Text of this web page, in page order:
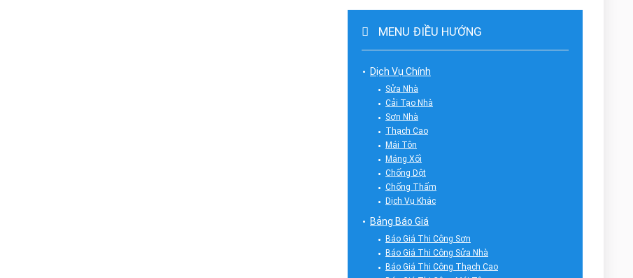
MENU ĐIỀU HƯỚNG
Dịch Vụ Chính
Sửa Nhà
Cải Tạo Nhà
Sơn Nhà
Thạch Cao
Mái Tôn
Máng Xối
Chống Dột
Chống Thấm
Dịch Vụ Khác
Bảng Báo Giá
Báo Giá Thi Công Sơn
Báo Giá Thi Công Sửa Nhà
Báo Giá Thi Công Thạch Cao